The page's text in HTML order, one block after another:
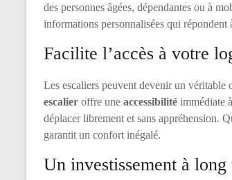
des personnes âgées, dépendantes ou à
informations personnalisées qui répondent
Facilite l’accès à votre
Les escaliers peuvent devenir un
escalier offre une accessibilité immédiate
déplacer librement et sans appréhension.
garantit un confort inégalé.
Un investissement à long